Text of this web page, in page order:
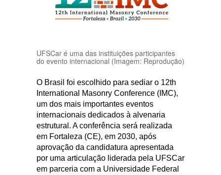
UFSCar é uma das instituições participantes
do evento internacional (Imagem: Reprodução)
O Brasil foi escolhido para sediar o 12th
International Masonry Conference (IMC),
um dos mais importantes eventos
internacionais dedicados à alvenaria
estrutural. A conferência será realizada
em Fortaleza (CE), em 2030, após
aprovação da candidatura apresentada
por uma articulação liderada pela UFSCar
em parceria com a Universidade Federal